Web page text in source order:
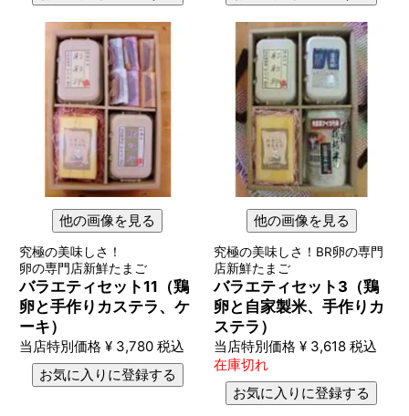
他の画像を見る
究極の美味しさ！
卵の専門店新鮮たまご
バラエティセット11（鶏
卵と手作りカステラ、ケ
ーキ）
当店特別価格 ¥ 3,780 税込
お気に入りに登録する
他の画像を見る
究極の美味しさ！BR卵の専門
店新鮮たまご
バラエティセット3（鶏
卵と自家製米、手作りカ
ステラ）
当店特別価格 ¥ 3,618 税込
在庫切れ
お気に入りに登録する